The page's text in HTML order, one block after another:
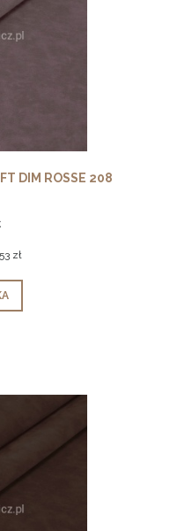
DIM ROSSE 208
zł